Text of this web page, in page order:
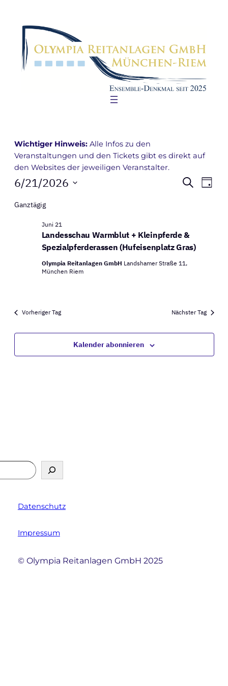
Wichtiger Hinweis:Alle Infos zu den
Veranstaltungen und den Tickets gibt es direkt auf
den Websites der jeweiligen Veranstalter.
Veranstaltungen
for
Juni
2026
Suche
Tag
6/21/2026
wählen.
Ganztägig
Landesschau Warmblut + Kleinpferde &
Spezialpferderassen (Hufeisenplatz Gras)
Juni 21
Olympia Reitanlagen GmbH Landshamer Straße 11,
München Riem
Vorheriger Tag Nächster Tag
Kalender abonnieren
Datenschutz
Impressum
© Olympia Reitanlagen GmbH 2025